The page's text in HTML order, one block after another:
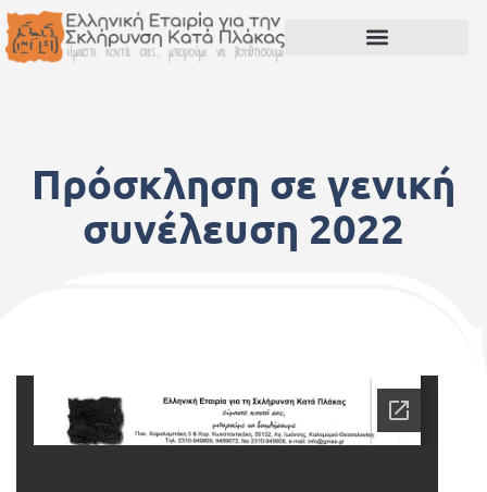
Πρόσκληση σε γενική
συνέλευση 2022